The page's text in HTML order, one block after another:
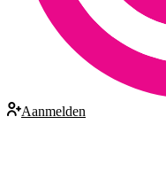
Aanmelden